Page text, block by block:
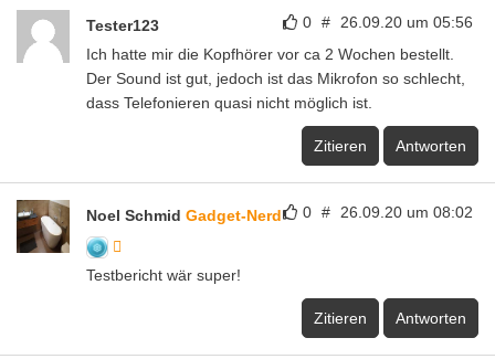
0 # 26.09.20 um 05:56
Tester123
Ich hatte mir die Kopfhörer vor ca 2 Wochen bestellt.
Der Sound ist gut, jedoch ist das Mikrofon so schlecht,
dass Telefonieren quasi nicht möglich ist.
Zitieren Antworten
0 # 26.09.20 um 08:02
Noel Schmid Gadget-Nerd
Testbericht wär super!
Zitieren Antworten